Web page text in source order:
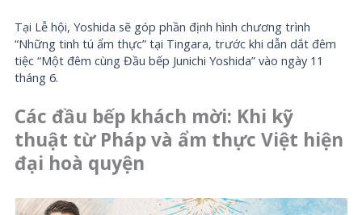
Tại Lễ hội, Yoshida sẽ góp phần định hình chương trình
“Những tinh tú ẩm thực” tại Tingara, trước khi dẫn dắt đêm
tiệc “Một đêm cùng Đầu bếp Junichi Yoshida” vào ngày 11
tháng 6.
Các đầu bếp khách mời: Khi kỹ
thuật từ Pháp và ẩm thực Việt hiện
đại hoà quyện